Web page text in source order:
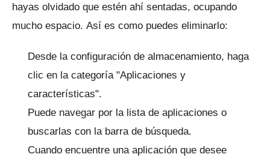
hayas olvidado que estén ahí sentadas, ocupando
mucho espacio. Así es como puedes eliminarlo:
Desde la configuración de almacenamiento, haga
clic en la categoría "Aplicaciones y
características".
Puede navegar por la lista de aplicaciones o
buscarlas con la barra de búsqueda.
Cuando encuentre una aplicación que desee